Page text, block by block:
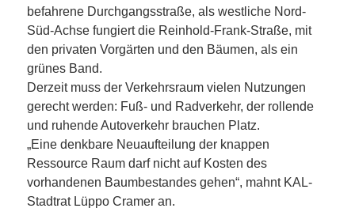
befahrene Durchgangsstraße, als westliche Nord-
Süd-Achse fungiert die Reinhold-Frank-Straße, mit
den privaten Vorgärten und den Bäumen, als ein
grünes Band.
Derzeit muss der Verkehrsraum vielen Nutzungen
gerecht werden: Fuß- und Radverkehr, der rollende
und ruhende Autoverkehr brauchen Platz.
„Eine denkbare Neuaufteilung der knappen
Ressource Raum darf nicht auf Kosten des
vorhandenen Baumbestandes gehen“, mahnt KAL-
Stadtrat Lüppo Cramer an.